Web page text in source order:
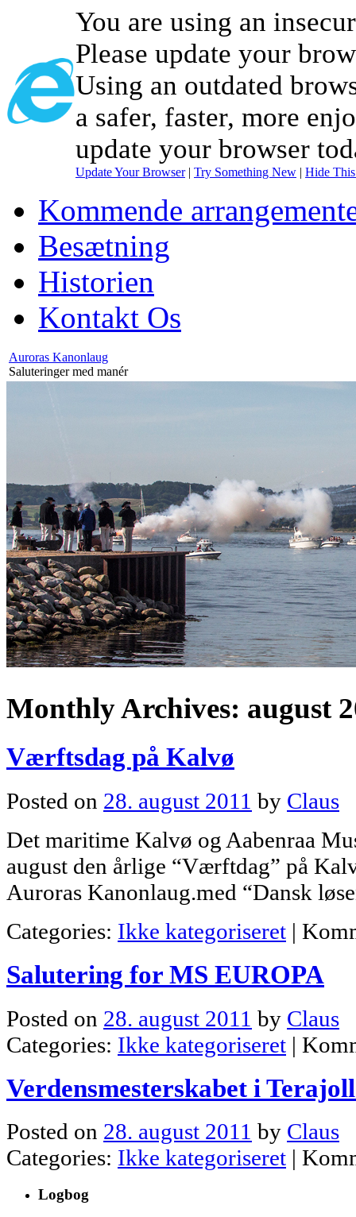
You are using an
Please update your
Using an outdated
a safer, faster, more
update your browser
Update Your Browser| Try Something New | Hide
Kommende
Besætning
Historien
Kontakt Os
Auroras Kanonlaug
Saluteringer med manér
Monthly Archives: august
Værftsdag på Kalvø
Posted on 28. august 2011 by Claus
Det maritime Kalvø og Aabenraa
august den årlige “Værftdag” på
Auroras Kanonlaug.med “Dansk
Categories: Ikke kategoriseret |
Salutering for MS EUROPA
Posted on 28. august 2011 by Claus
Categories: Ikke kategoriseret |
Verdensmesterskabet i
Posted on 28. august 2011 by Claus
Categories: Ikke kategoriseret |
Logbog